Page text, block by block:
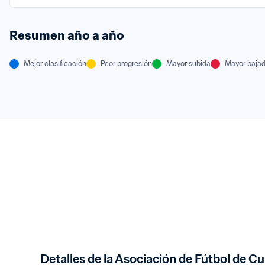
Resumen año a año
Mejor clasificación Peor progresión Mayor subida Mayor
Detalles de la Asociación de Fútbol de